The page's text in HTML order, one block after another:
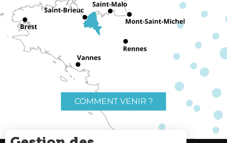
COMMENT VENIR ?